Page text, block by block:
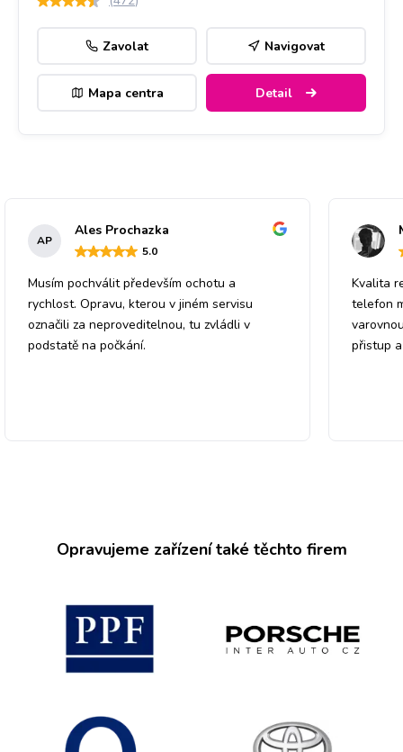
Zavolat Navigovat
Mapa centra Detail
AP
Ales Prochazka
5.0
Musím pochválit především ochotu a
rychlost. Opravu, kterou v jiném servisu
označili za neproveditelnou, tu zvládli v
podstatě na počkání.
Kvalita
telefon
přistup
Opravujeme zařízení také těchto firem